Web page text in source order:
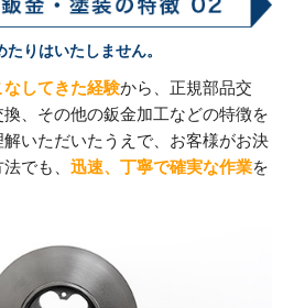
りはいたしません。
してきた経験から、正規部品交
、その他の鈑金加工などの特徴を
いただいたうえで、お客様がお決
でも、 迅速、丁寧で確実な作業を